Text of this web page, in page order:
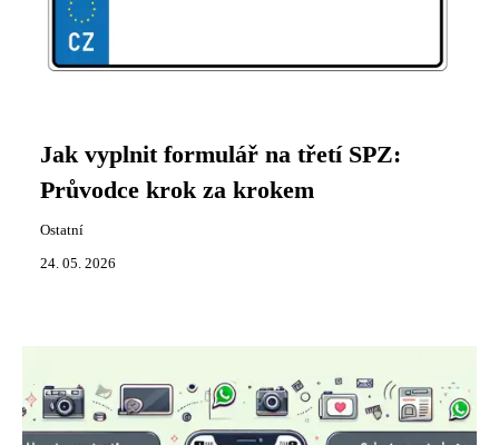
Jak vyplnit formulář na třetí SPZ:
Průvodce krok za krokem
Ostatní
24. 05. 2026